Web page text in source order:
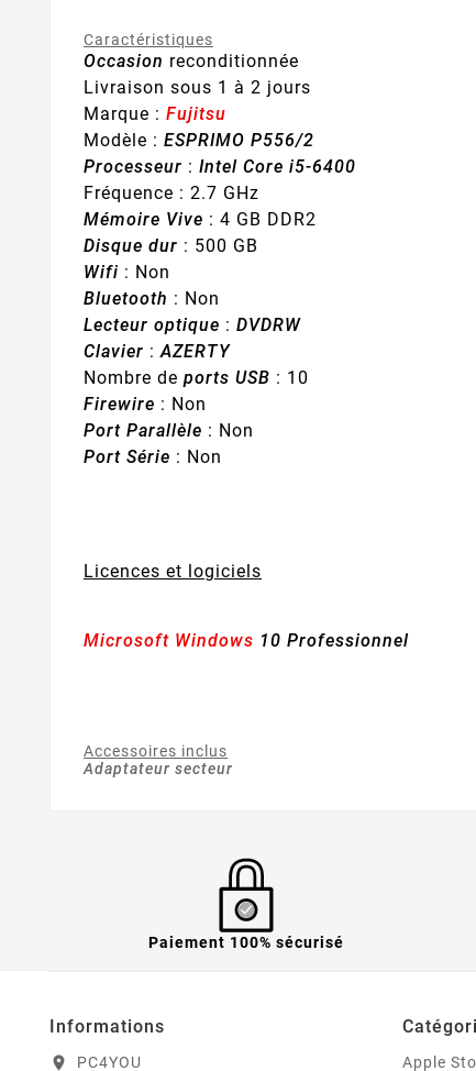
Caractéristiques
Occasion reconditionnée
Livraison sous 1 à 2 jours
Marque : Fujitsu
Modèle : ESPRIMO P556/2
Processeur : Intel Core i5-6400
Fréquence : 2.7 GHz
Mémoire Vive : 4 GB DDR2
Disque dur : 500 GB
Wifi : Non
Bluetooth : Non
Lecteur optique : DVDRW
Clavier :AZERTY
Nombre de ports USB : 10
Firewire : Non
Port Parallèle : Non
Port Série : Non
Licences et logiciels
Microsoft Windows 10 Professionnel
Accessoires inclus
Adaptateur secteur
Paiement 100% sécurisé
Informations
location_on PC4YOU Apple